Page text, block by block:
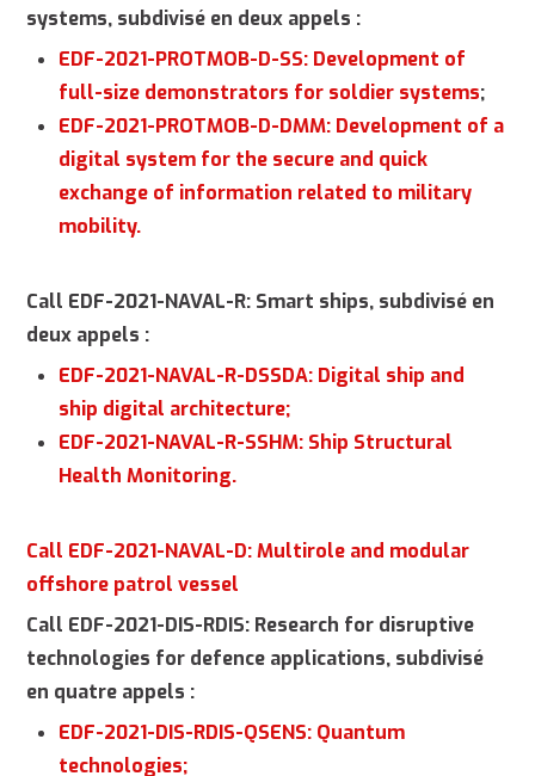
systems, subdivisé en deux appels :
EDF-2021-PROTMOB-D-SS: Development of
full-size demonstrators for soldier systems;
EDF-2021-PROTMOB-D-DMM: Development of a
digital system for the secure and quick
exchange of information related to military
mobility.
Call EDF-2021-NAVAL-R: Smart ships, subdivisé en
deux appels :
EDF-2021-NAVAL-R-DSSDA: Digital ship and
ship digital architecture;
EDF-2021-NAVAL-R-SSHM: Ship Structural
Health Monitoring.
Call EDF-2021-NAVAL-D: Multirole and modular
offshore patrol vessel
Call EDF-2021-DIS-RDIS: Research for disruptive
technologies for defence applications, subdivisé
en quatre appels :
EDF-2021-DIS-RDIS-QSENS: Quantum
technologies;